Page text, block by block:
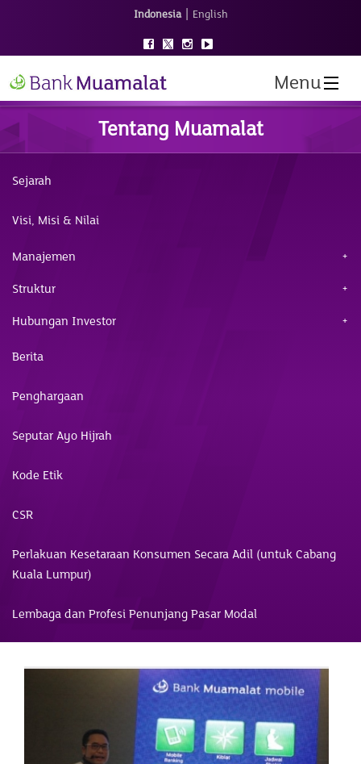
Indonesia | English
Menu
Tentang Muamalat
Sejarah
Visi, Misi & Nilai
Manajemen
Struktur
Hubungan Investor
Berita
Penghargaan
Seputar Ayo Hijrah
Kode Etik
CSR
Perlakuan Kesetaraan Konsumen Secara Adil (untuk Cabang
Kuala Lumpur)
Lembaga dan Profesi Penunjang Pasar Modal